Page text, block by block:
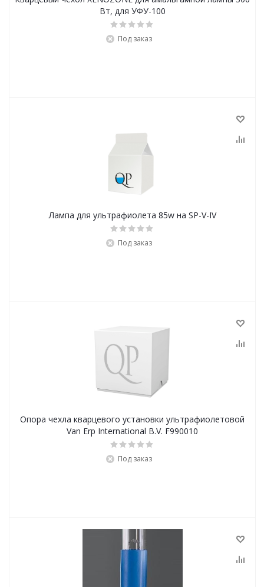
Вт, для УФУ-100
Под заказ
Лампа для ультрафиолета 85w на SP-V-IV
Под заказ
Опора чехла кварцевого установки ультрафиолетовой
Van Erp International B.V. F990010
Под заказ